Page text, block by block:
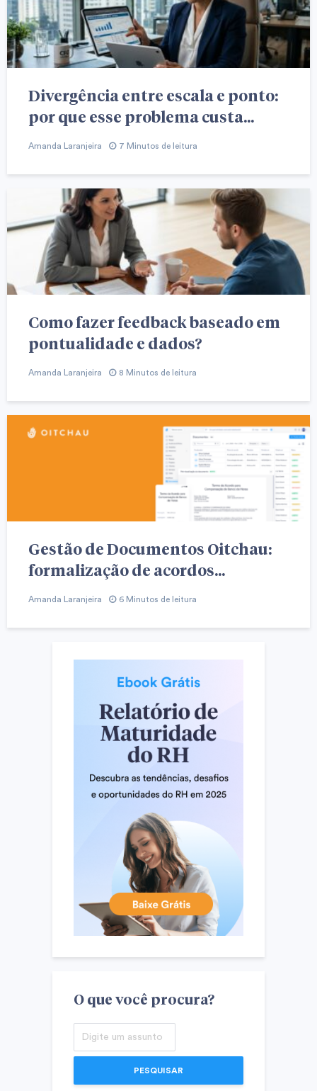
Divergência entre escala e ponto:
por que esse problema custa...
Amanda Laranjeira 7 Minutos de leitura
Como fazer feedback baseado em
pontualidade e dados?
Amanda Laranjeira 8 Minutos de leitura
Gestão de Documentos Oitchau:
formalização de acordos...
Amanda Laranjeira 6 Minutos de leitura
O que você procura?
PESQUISAR